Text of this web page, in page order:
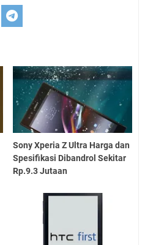
Sony Xperia Z Ultra Harga dan
Spesifikasi Dibandrol Sekitar
Rp.9.3 Jutaan